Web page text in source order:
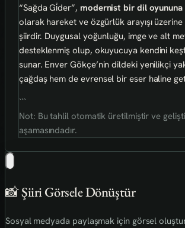
“Sağda Gi̇der”, modernist bir dil oyununa
olarak hareket ve özgürlük arayışı
şiirdir. Duygusal yoğunluğu, imge ve alt
desteklenmiş olup, okuyucuya kendini
sunar. Enver Gökçe’nin dildeki yenilikçi
çağdaş hem de evrensel bir eser haline
```
Not: Bu tahlil otomatik üretilmiştir ve
aşamasındadır.
📸 Şiiri Görsele Dönüştür
Sosyal medyada paylaşmak için görsel